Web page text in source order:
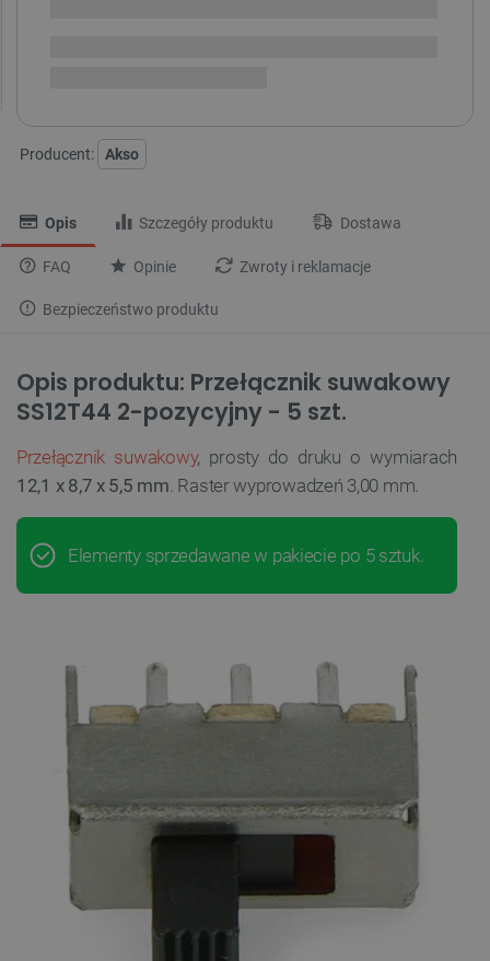
Producent: Akso
Opis Szczegóły produktu Dostawa
FAQ Opinie Zwroty i reklamacje
Bezpieczeństwo produktu
Opis produktu: Przełącznik suwakowy
SS12T44 2-pozycyjny - 5 szt.
Przełącznik suwakowy, prosty do druku o wymiarach
12,1 x 8,7 x 5,5 mm . Raster wyprowadzeń 3,00 mm.
Elementy sprzedawane w pakiecie po 5 sztuk.